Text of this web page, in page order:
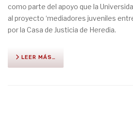
como parte del apoyo que la
al proyecto ‘mediadores juveniles
por la Casa de Justicia de Heredia.
LEER MÁS…